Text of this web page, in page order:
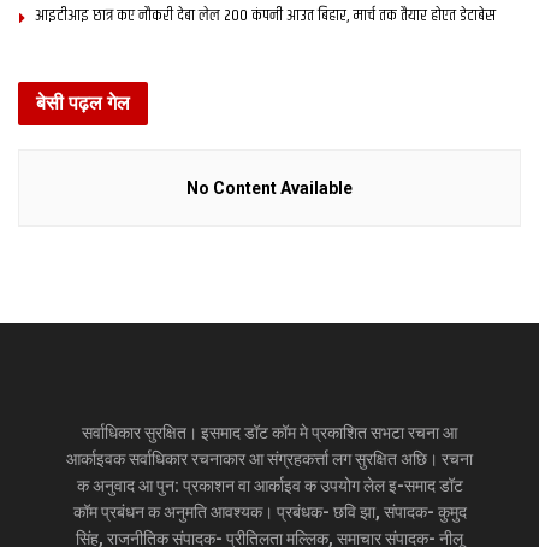
आइटीआइ छात्र कए नौकरी देबा लेल 200 कंपनी आउत बिहार, मार्च तक तैयार होएत डेटाबेस
बेसी पढ़ल गेल
No Content Available
सर्वाधिकार सुरक्षित। इसमाद डॉट कॉम मे प्रकाशित सभटा रचना आ
आर्काइवक सर्वाधिकार रचनाकार आ संग्रहकर्त्ता लग सुरक्षित अछि। रचना
क अनुवाद आ पुन: प्रकाशन वा आर्काइव क उपयोग लेल इ-समाद डॉट
कॉम प्रबंधन क अनुमति आवश्यक। प्रबंधक- छवि झा, संपादक- कुमुद
सिंह, राजनीतिक संपादक- प्रीतिलता मल्लिक, समाचार संपादक- नीलू